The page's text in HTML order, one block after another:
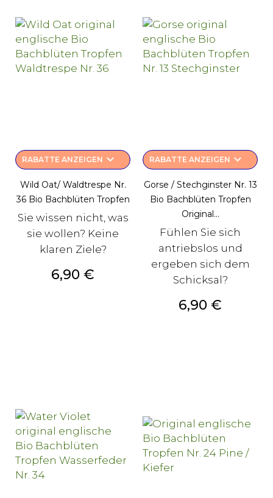
RABATTE ANZEIGEN keyboard_arrow_down
Wild Oat/ Waldtrespe Nr.
36 Bio Bachblüten Tropfen
Sie wissen nicht, was
sie wollen? Keine
klaren Ziele?
Preis
6,90 €
RABATTE ANZEIGEN keyboard_arrow_down
Gorse / Stechginster Nr. 13
Bio Bachblüten Tropfen
Original...
Fühlen Sie sich
antriebslos und
ergeben sich dem
Schicksal?
Preis
6,90 €